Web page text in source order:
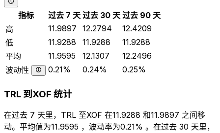
指标 过去 7 天 过去 30 天 过去 90 天
高
11.9897 12.2794
12.4209
低
11.9288 11.9288
11.9288
平均
11.9595 12.1307
12.2496
波动性
0.21% 0.24% 0.25%
TRL 到XOF 统计
在过去 7 天里，TRL 至XOF 在11.9288 和11.9897 之间移
动。平均值为11.9595 ，波动率为0.21% 。在过去 30 天里，